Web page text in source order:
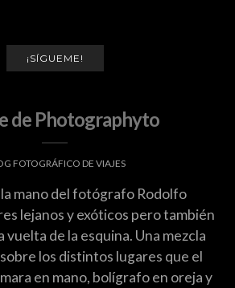
¡SÍGUEME!
de Photographyto
FOTOGRÁFICO DE VIAJES
mano del fotógrafo Rodolfo
lejanos y exóticos pero también
vuelta de la esquina. Una mezcla
los distintos lugares que el
en mano, bolígrafo en oreja y